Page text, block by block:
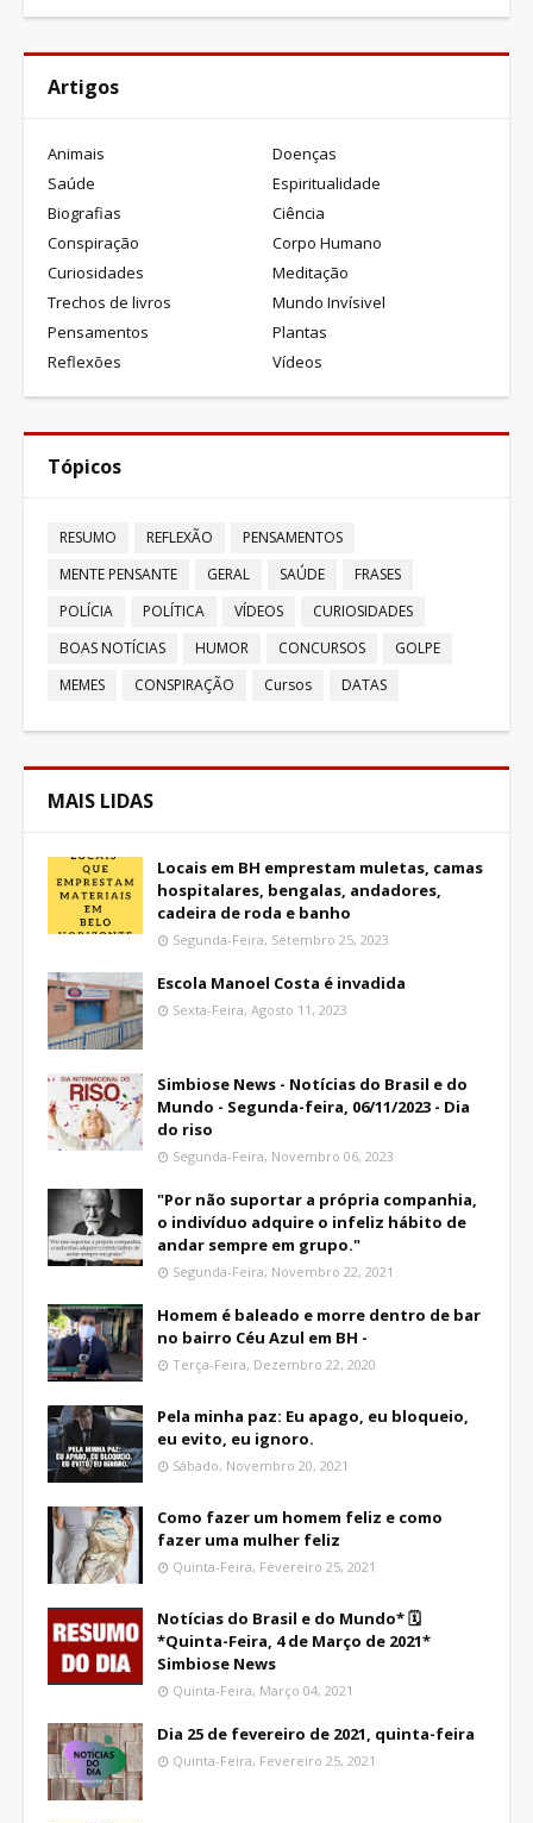
Artigos
Animais
Doenças
Saúde
Espiritualidade
Biografias
Ciência
Conspiração
Corpo Humano
Curiosidades
Meditação
Trechos de livros
Mundo Invísivel
Pensamentos
Plantas
Reflexões
Vídeos
Tópicos
RESUMO REFLEXÃO
PENSAMENTOS
MENTE PENSANTE
GERAL SAÚDE
FRASES
POLÍCIA
POLÍTICA VÍDEOS
CURIOSIDADES
BOAS NOTÍCIAS
HUMOR CONCURSOS
GOLPE
MEMES
CONSPIRAÇÃO Cursos DATAS
MAIS LIDAS
Locais em BH emprestam muletas, camas
hospitalares, bengalas, andadores,
cadeira de roda e banho
Segunda-Feira, Setembro 25, 2023
Escola Manoel Costa é invadida
Sexta-Feira, Agosto 11, 2023
Simbiose News - Notícias do Brasil e do
Mundo - Segunda-feira, 06/11/2023 - Dia
do riso
Segunda-Feira, Novembro 06, 2023
"Por não suportar a própria companhia,
o indivíduo adquire o infeliz hábito de
andar sempre em grupo."
Segunda-Feira, Novembro 22, 2021
Homem é baleado e morre dentro de bar
no bairro Céu Azul em BH -
Terça-Feira, Dezembro 22, 2020
Pela minha paz: Eu apago, eu bloqueio,
eu evito, eu ignoro.
Sábado, Novembro 20, 2021
Como fazer um homem feliz e como
fazer uma mulher feliz
Quinta-Feira, Fevereiro 25, 2021
Notícias do Brasil e do Mundo* 🗓
*Quinta-Feira, 4 de Março de 2021*
Simbiose News
Quinta-Feira, Março 04, 2021
Dia 25 de fevereiro de 2021, quinta-feira
Quinta-Feira, Fevereiro 25, 2021